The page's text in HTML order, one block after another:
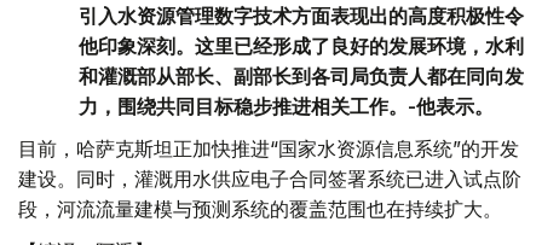
引入水资源管理数字技术方面表现出的高度积极性令
他印象深刻。这里已经形成了良好的发展环境，水利
和灌溉部从部长、副部长到各司局负责人都在同向发
力，围绕共同目标稳步推进相关工作。-他表示。
目前，哈萨克斯坦正加快推进“国家水资源信息系统”的开发
建设。同时，灌溉用水供应电子合同签署系统已进入试点阶
段，河流流量建模与预测系统的覆盖范围也在持续扩大。